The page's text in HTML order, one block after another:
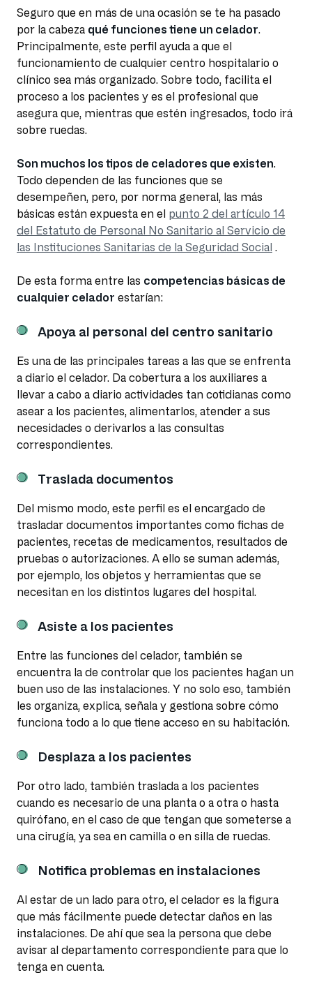
Seguro que en más de una ocasión se te ha pasado
por la cabeza qué funciones tiene un celador.
Principalmente, este perfil ayuda a que el
funcionamiento de cualquier centro hospitalario o
clínico sea más organizado. Sobre todo, facilita el
proceso a los pacientes y es el profesional que
asegura que, mientras que estén ingresados, todo irá
sobre ruedas.
Son muchos los tipos de celadores que existen.
Todo dependen de las funciones que se
desempeñen, pero, por norma general, las más
básicas están expuesta en el punto 2 del artículo 14
del Estatuto de Personal No Sanitario al Servicio de
las Instituciones Sanitarias de la Seguridad Social .
De esta forma entre las competencias básicas de
cualquier celador estarían:
Apoya al personal del centro sanitario
Es una de las principales tareas a las que se enfrenta
a diario el celador. Da cobertura a los auxiliares a
llevar a cabo a diario actividades tan cotidianas como
asear a los pacientes, alimentarlos, atender a sus
necesidades o derivarlos a las consultas
correspondientes.
Traslada documentos
Del mismo modo, este perfil es el encargado de
trasladar documentos importantes como fichas de
pacientes, recetas de medicamentos, resultados de
pruebas o autorizaciones. A ello se suman además,
por ejemplo, los objetos y herramientas que se
necesitan en los distintos lugares del hospital.
Asiste a los pacientes
Entre las funciones del celador, también se
encuentra la de controlar que los pacientes hagan un
buen uso de las instalaciones. Y no solo eso, también
les organiza, explica, señala y gestiona sobre cómo
funciona todo a lo que tiene acceso en su habitación.
Desplaza a los pacientes
Por otro lado, también traslada a los pacientes
cuando es necesario de una planta o a otra o hasta
quirófano, en el caso de que tengan que someterse a
una cirugía, ya sea en camilla o en silla de ruedas.
Notifica problemas en instalaciones
Al estar de un lado para otro, el celador es la figura
que más fácilmente puede detectar daños en las
instalaciones. De ahí que sea la persona que debe
avisar al departamento correspondiente para que lo
tenga en cuenta.